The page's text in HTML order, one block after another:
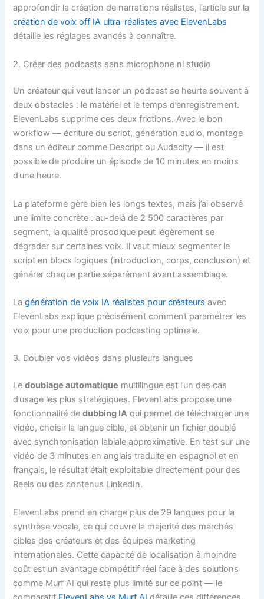
approfondir la création de narrations réalistes, l’article sur la
création de voix off IA ultra-réalistes avec ElevenLabs
détaille les réglages avancés à connaître.
2. Créer des podcasts sans microphone ni studio
Un créateur qui veut lancer un podcast se heurte souvent à
deux obstacles : le matériel et le temps d’enregistrement.
ElevenLabs supprime ces deux frictions. Avec le bon
workflow — écriture du script, génération audio, montage
dans un éditeur comme Descript ou Audacity — il est
possible de produire un épisode de 10 minutes en moins
d’une heure.
La plateforme gère bien les longs textes, mais j’ai observé
une limite concrète : au-delà de 2 500 caractères par
segment, la qualité prosodique peut légèrement se
dégrader sur certaines voix. Il vaut mieux segmenter le
script en blocs logiques (introduction, corps, conclusion) et
générer chaque partie séparément avant assemblage.
Lagénération de voix IA réalistes pour créateurs avec
ElevenLabs explique précisément comment paramétrer les
voix pour une production podcasting optimale.
3. Doubler vos vidéos dans plusieurs langues
Ledoublage automatique multilingue est l’un des cas
d’usage les plus stratégiques. ElevenLabs propose une
fonctionnalité dedubbing IA qui permet de télécharger une
vidéo, choisir la langue cible, et obtenir un fichier doublé
avec synchronisation labiale approximative. En test sur une
vidéo de 3 minutes en anglais traduite en espagnol et en
français, le résultat était exploitable directement pour des
Reels ou des contenus LinkedIn.
ElevenLabs prend en charge plus de 29 langues pour la
synthèse vocale, ce qui couvre la majorité des marchés
cibles des créateurs et des équipes marketing
internationales. Cette capacité de localisation à moindre
coût est un avantage compétitif réel face à des solutions
comme Murf AI qui reste plus limité sur ce point — le